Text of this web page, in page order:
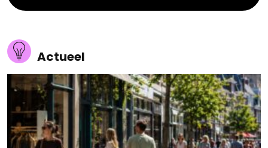
Actueel